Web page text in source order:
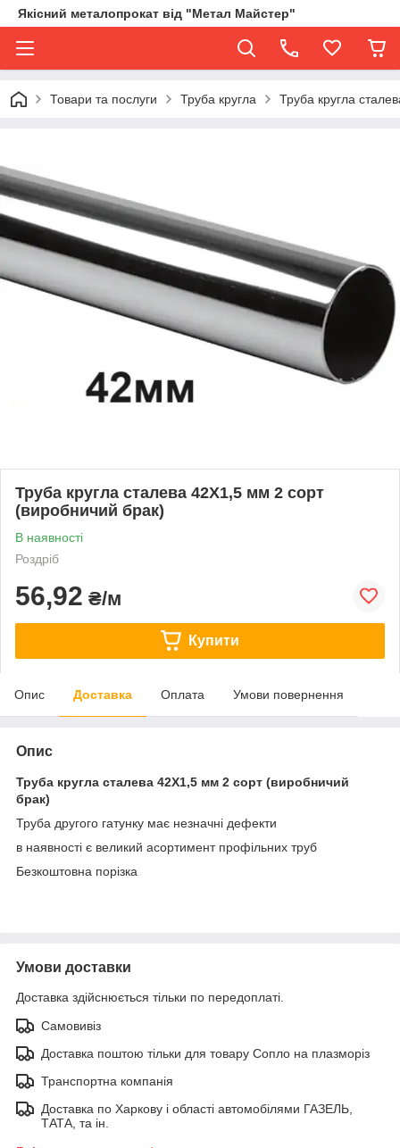
Якісний металопрокат від "Метал Майстер"
Товари та послуги Труба кругла Труба кругла
Труба кругла сталева 42Х1,5 мм 2 сорт
(виробничий брак)
В наявності
Роздріб
56,92 ₴/м
Купити
Опис Доставка Оплата Умови повернення
Опис
Труба кругла сталева 42Х1,5 мм 2 сорт (виробничий
брак)
Труба другого гатунку має незначні дефекти
в наявності є великий асортимент профільних труб
Безкоштовна порізка
Умови доставки
Доставка здійснюється тільки по передоплаті.
Самовивіз
Доставка поштою тільки для товару Сопло на плазморіз
Транспортна компанія
Доставка по Харкову і області автомобілями ГАЗЕЛЬ,
ТАТА, та ін.